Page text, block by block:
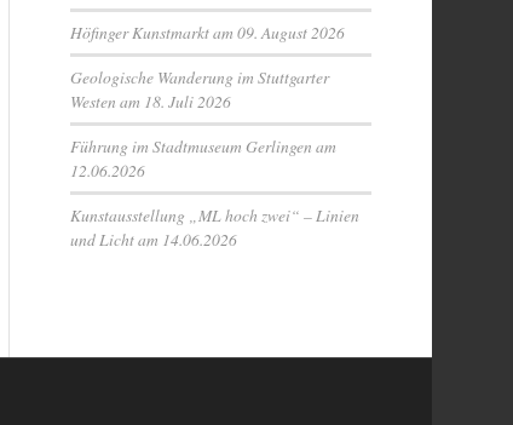
Höfinger Kunstmarkt am 09. August 2026
Geologische Wanderung im Stuttgarter
Westen am 18. Juli 2026
Führung im Stadtmuseum Gerlingen am
12.06.2026
Kunstausstellung „ML hoch zwei“ – Linien
und Licht am 14.06.2026